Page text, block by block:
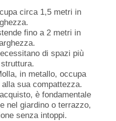
circa 1,5 metri in
fino a 2 metri in
di spazi più
in metallo, occupa
sua compattezza.
è fondamentale
nel giardino o terrazzo,
senza intoppi.